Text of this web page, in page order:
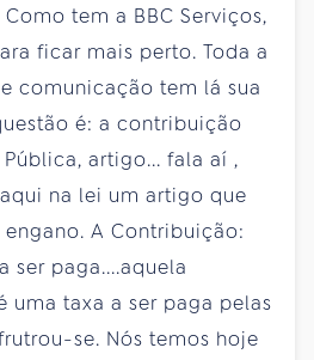
tem a BBC Serviços,
ficar mais perto. Toda a
comunicação tem lá sua
é: a contribuição
artigo... fala aí ,
na lei um artigo que
engano. A Contribuição:
ser paga....aquela
uma taxa a ser paga pelas
se. Nós temos hoje